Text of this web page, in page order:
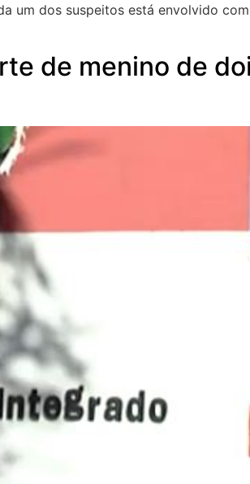
um dos suspeitos está envolvido
de menino de